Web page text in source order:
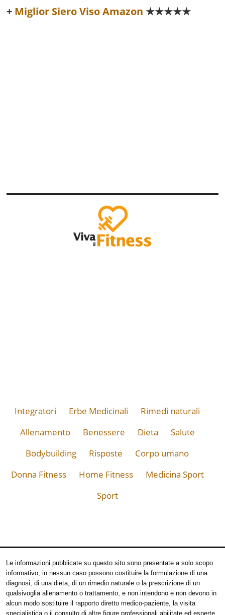
Miglior Siero Viso Amazon ★★★★★
Integratori Erbe Medicinali
Rimedi naturali
Allenamento
Benessere Dieta
Salute
Bodybuilding
Risposte
Corpo umano
Donna Fitness
Home Fitness
Medicina Sport
Sport
Le informazioni pubblicate su questo sito sono presentate a solo scopo
informativo, in nessun caso possono costituire la formulazione di una
diagnosi, di una dieta, di un rimedio naturale o la prescrizione di un
qualsivoglia allenamento o trattamento, e non intendono e non devono in
alcun modo sostituire il rapporto diretto medico-paziente, la visita
specialistica o il consulto di altre figure professionali abilitate ed esperte